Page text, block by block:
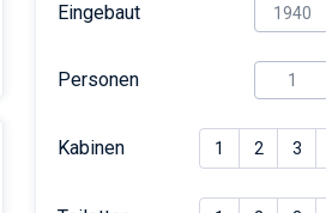
Eingebaut
Personen
Kabinen 1 2 3